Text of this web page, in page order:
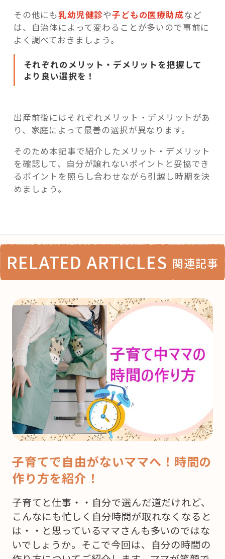
その他にも乳幼児健診や子どもの医療助成など
は、自治体によって変わることが多いので事前に
よく調べておきましょう。
それぞれのメリット・デメリットを把握して
より良い選択を！
出産前後にはそれぞれメリット・デメリットがあ
り、家庭によって最善の選択が異なります。
そのため本記事で紹介したメリット・デメリット
を確認して、自分が譲れないポイントと妥協でき
るポイントを照らし合わせながら引越し時期を決
めましょう。
RELATED ARTICLES 関連記事
子育てで自由がないママへ！時間の
作り方を紹介！
子育てと仕事・・自分で選んだ道だけれど、
こんなにも忙しく自分時間が取れなくなると
は・・と思っているママさんも多いのではな
いでしょうか。そこで今回は、自分の時間の